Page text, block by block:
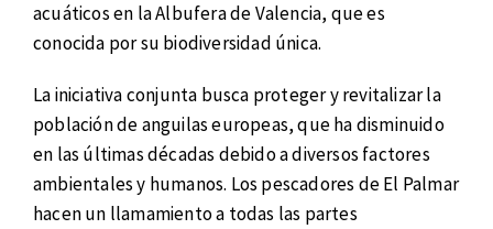
acuáticos en la Albufera de Valencia, que es
conocida por su biodiversidad única.
La iniciativa conjunta busca proteger y revitalizar la
población de anguilas europeas, que ha disminuido
en las últimas décadas debido a diversos factores
ambientales y humanos. Los pescadores de El Palmar
hacen un llamamiento a todas las partes